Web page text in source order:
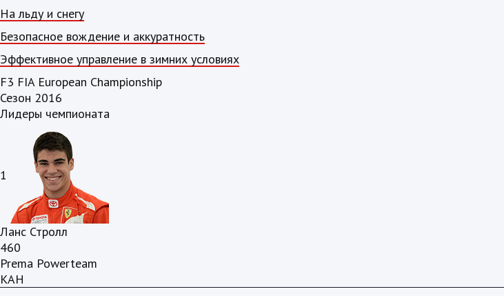
На льду и снегу
Безопасное вождение и аккуратность
Эффективное управление в зимних условиях
F3 FIA European Championship
Сезон 2016
Лидеры чемпионата
1
Ланс Стролл
460
Prema Powerteam
КАН